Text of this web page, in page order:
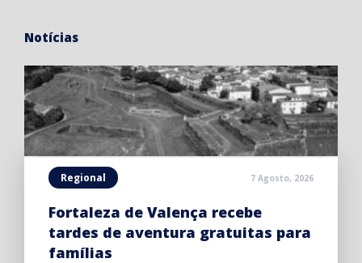
Notícias
Regional 7 Agosto, 2026
Fortaleza de Valença recebe
tardes de aventura gratuitas para
famílias